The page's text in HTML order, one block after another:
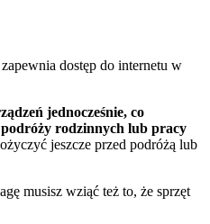
dostęp do internetu w
jednocześnie, co
rodzinnych lub pracy
jeszcze przed podróżą lub
musisz wziąć też to, że sprzęt